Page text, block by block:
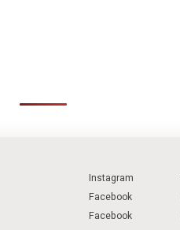
Instagram
Facebook
Facebook